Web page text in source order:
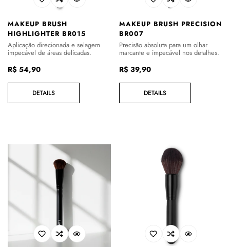
MAKEUP BRUSH
HIGHLIGHTER BR015
Aplicação direcionada e selagem
impecável de áreas delicadas.
Preço
regular
R$ 54,90
DETAILS
MAKEUP BRUSH PRECISION
BR007
Precisão absoluta para um olhar
marcante e impecável nos detalhes.
Preço
regular
R$ 39,90
DETAILS